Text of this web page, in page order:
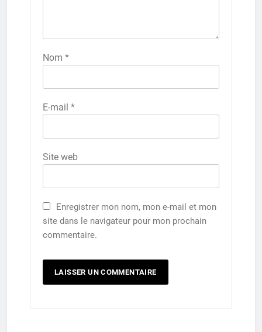
Nom *
E-mail *
Site web
Enregistrer mon nom, mon e-mail et mon
site dans le navigateur pour mon prochain
commentaire.